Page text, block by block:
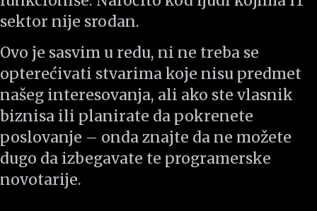
sektor nije srodan.
Ovo je sasvim u redu, ni ne treba se
opterećivati stvarima koje nisu predmet
našeg interesovanja, ali ako ste vlasnik
biznisa ili planirate da pokrenete
poslovanje – onda znajte da ne možete
dugo da izbegavate te programerske
novotarije.